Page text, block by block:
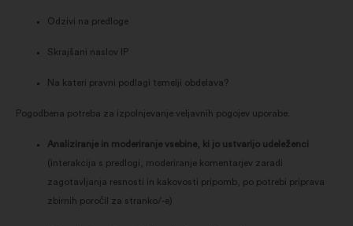
Odzivi na predloge
Skrajšani naslov IP
Na kateri pravni podlagi temelji obdelava?
Pogodbena potreba za izpolnjevanje veljavnih pogojev uporabe.
Analiziranje in moderiranje vsebine, ki jo ustvarijo udeleženci
(interakcija s predlogi, moderiranje komentarjev zaradi
zagotavljanja resnosti in kakovosti pripomb, po potrebi priprava
zbirnih poročil za stranko/-e)